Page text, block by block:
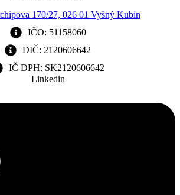
170/27, 026 01 Vyšný Kubín
IČO: 51158060
DIČ: 2120606642
IČ DPH: SK2120606642
Linkedin